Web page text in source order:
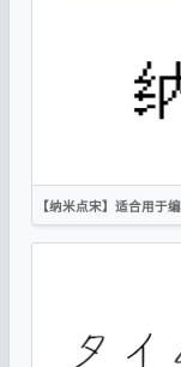
【纳米点宋】适合用于